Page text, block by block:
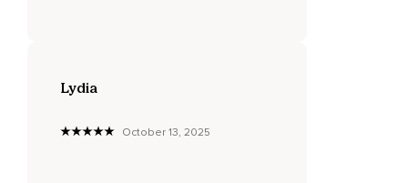
Präsente Seifenblase,
Die heute sehr viel Raum in dir einnimmt,
Lydia
October 13, 2025